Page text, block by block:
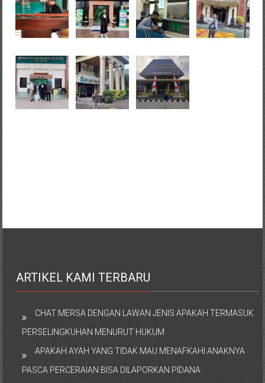
ARTIKEL KAMI TERBARU
CHAT MERSA DENGAN LAWAN JENIS APAKAH TERMASUK
PERSELINGKUHAN MENURUT HUKUM
APAKAH AYAH YANG TIDAK MAU MENAFKAHI ANAKNYA
PASCA PERCERAIAN BISA DILAPORKAN PIDANA